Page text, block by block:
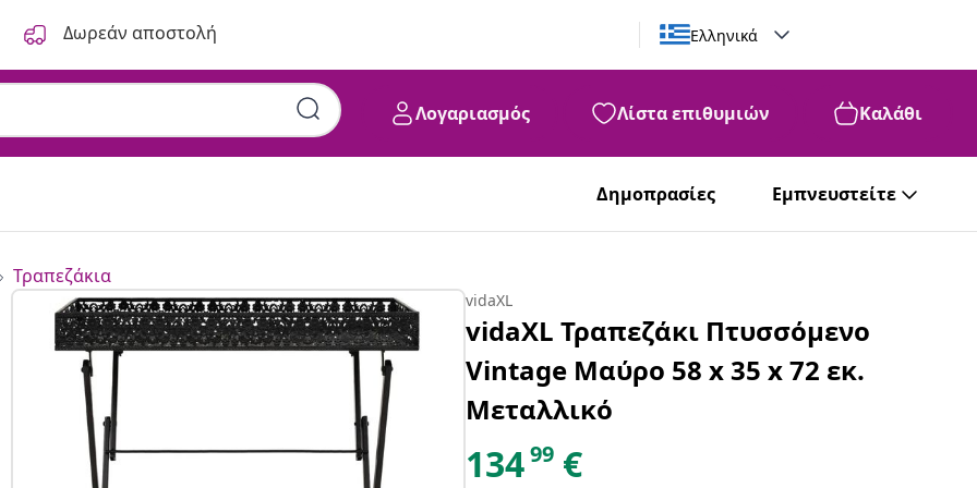
Δωρεάν αποστολή Ελληνικά
Λογαριασμός Λίστα επιθυμιών Καλάθι
Δημοπρασίες Εμπνευστείτε
Τραπεζάκια
vidaXL
vidaXL Τραπεζάκι Πτυσσόμενο
Vintage Μαύρο 58 x 35 x 72 εκ.
Μεταλλικό
13499 €